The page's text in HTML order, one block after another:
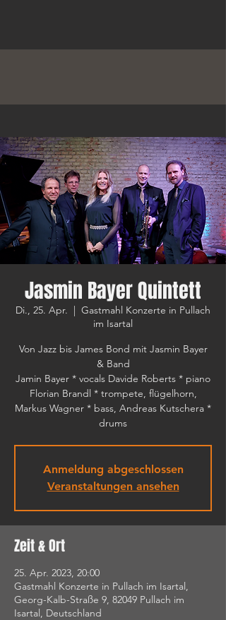
Jasmin Bayer Quintett
Di., 25. Apr.
  |
Gastmahl Konzerte in Pullach
im Isartal
Von Jazz bis James Bond mit Jasmin Bayer
& Band
Jamin Bayer * vocals Davide Roberts * piano
Florian Brandl * trompete, flügelhorn,
Markus Wagner * bass, Andreas Kutschera *
drums
Anmeldung abgeschlossen
Veranstaltungen ansehen
Zeit & Ort
25. Apr. 2023, 20:00
Gastmahl Konzerte in Pullach im Isartal,
Georg-Kalb-Straße 9, 82049 Pullach im
Isartal, Deutschland